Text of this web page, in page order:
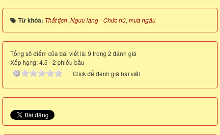
Từ khóa: Thất tịch, Ngưu lang - Chức nữ, mưa ngâu
Tổng số điểm của bài viết là: 9 trong 2 đánh giá
Xếp hạng:4.5 -2 phiếu bầu
Click để đánh giá bài viết